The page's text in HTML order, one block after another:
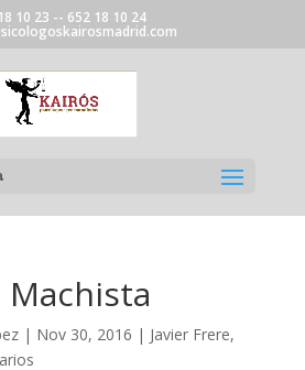
10 23 -- 652 18 10 24
| Nov 30, 2016 | Javier Frere,